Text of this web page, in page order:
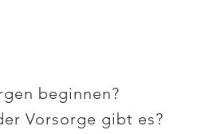
beginnen?
Vorsorge gibt es?